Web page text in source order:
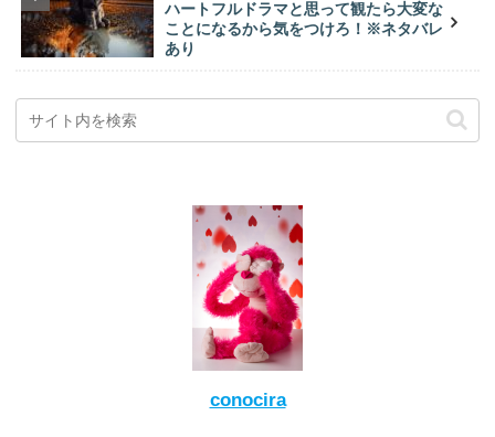
ハートフルドラマと思って観たら大変な
ことになるから気をつけろ！※ネタバレ
あり
conocira